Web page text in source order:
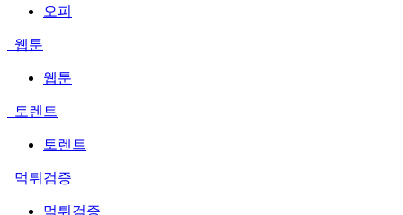
오피
웹툰
웹툰
토렌트
토렌트
먹튀검증
먹튀검증